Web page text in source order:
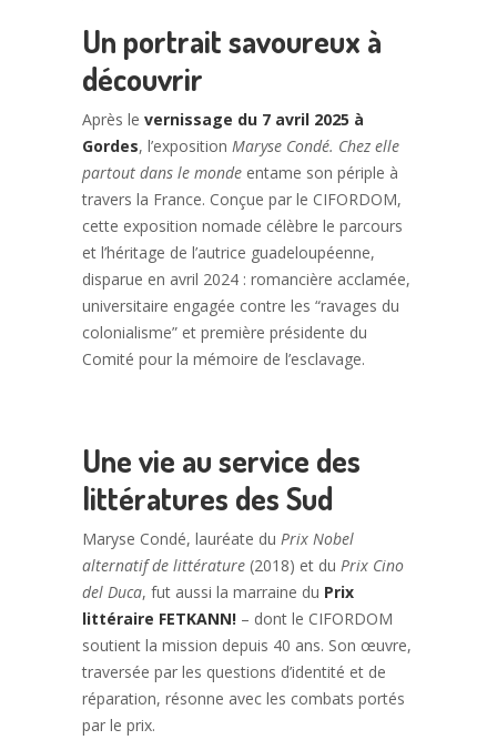
Un portrait savoureux à
découvrir
Après le vernissage du 7 avril 2025 à
Gordes, l’exposition Maryse Condé. Chez elle
partout dans le monde entame son périple à
travers la France. Conçue par le CIFORDOM,
cette exposition nomade célèbre le parcours
et l’héritage de l’autrice guadeloupéenne,
disparue en avril 2024 : romancière acclamée,
universitaire engagée contre les “ravages du
colonialisme” et première présidente du
Comité pour la mémoire de l’esclavage.
Une vie au service des
littératures des Sud
Maryse Condé, lauréate du Prix Nobel
alternatif de littérature (2018) et du Prix Cino
del Duca, fut aussi la marraine du Prix
littéraire FETKANN! – dont le CIFORDOM
soutient la mission depuis 40 ans. Son œuvre,
traversée par les questions d’identité et de
réparation, résonne avec les combats portés
par le prix.